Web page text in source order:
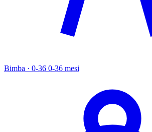
Bimba · 0-36 0-36 mesi